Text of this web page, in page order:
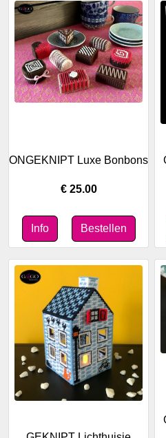
ONGEKNIPT Luxe Bonbons
€ 25.00